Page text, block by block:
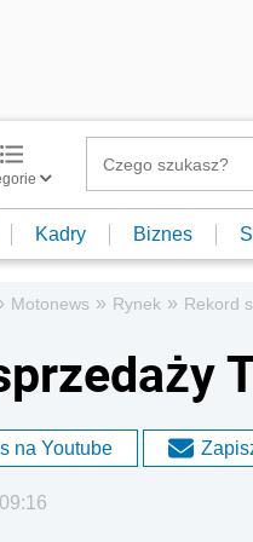
Kadry Biznes
Motonews » Rynek » Rekord
na Youtube